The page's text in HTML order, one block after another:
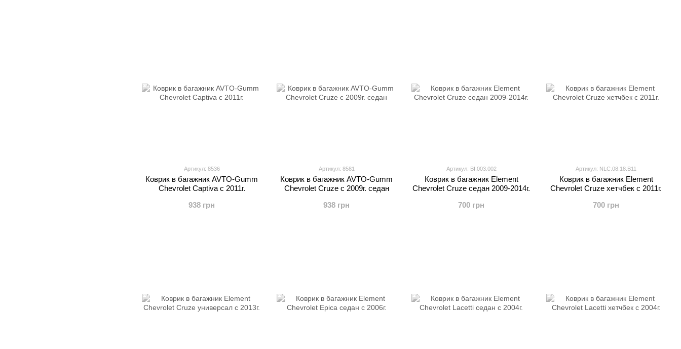
Артикул: 8536
Коврик в багажник AVTO-Gumm
Chevrolet Captiva с 2011г.
938 грн
Артикул: 8581
Коврик в багажник AVTO-Gumm
Chevrolet Cruze с 2009г. седан
938 грн
Артикул: BI.003.002
Коврик в багажник Element
Chevrolet Cruze седан 2009-2014г.
700 грн
Артикул: NLC.08.18.B11
Коврик в багажник Element
Chevrolet Cruze хетчбек с 2011г.
700 грн